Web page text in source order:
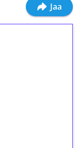
Jaa